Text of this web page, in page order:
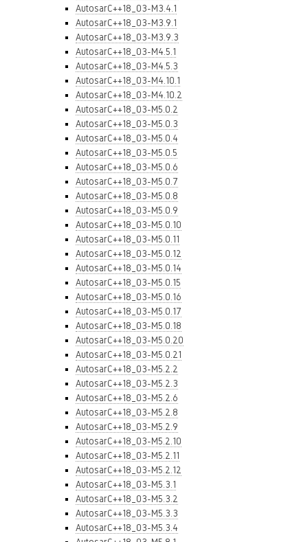
AutosarC++18_03-M3.4.1
AutosarC++18_03-M3.9.1
AutosarC++18_03-M3.9.3
AutosarC++18_03-M4.5.1
AutosarC++18_03-M4.5.3
AutosarC++18_03-M4.10.1
AutosarC++18_03-M4.10.2
AutosarC++18_03-M5.0.2
AutosarC++18_03-M5.0.3
AutosarC++18_03-M5.0.4
AutosarC++18_03-M5.0.5
AutosarC++18_03-M5.0.6
AutosarC++18_03-M5.0.7
AutosarC++18_03-M5.0.8
AutosarC++18_03-M5.0.9
AutosarC++18_03-M5.0.10
AutosarC++18_03-M5.0.11
AutosarC++18_03-M5.0.12
AutosarC++18_03-M5.0.14
AutosarC++18_03-M5.0.15
AutosarC++18_03-M5.0.16
AutosarC++18_03-M5.0.17
AutosarC++18_03-M5.0.18
AutosarC++18_03-M5.0.20
AutosarC++18_03-M5.0.21
AutosarC++18_03-M5.2.2
AutosarC++18_03-M5.2.3
AutosarC++18_03-M5.2.6
AutosarC++18_03-M5.2.8
AutosarC++18_03-M5.2.9
AutosarC++18_03-M5.2.10
AutosarC++18_03-M5.2.11
AutosarC++18_03-M5.2.12
AutosarC++18_03-M5.3.1
AutosarC++18_03-M5.3.2
AutosarC++18_03-M5.3.3
AutosarC++18_03-M5.3.4